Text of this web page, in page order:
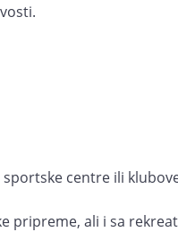
centre ili
pripreme, ali i sa